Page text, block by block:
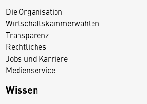
Die Organisation
Wirtschaftskammerwahlen
Transparenz
Rechtliches
Jobs und Karriere
Medienservice
Wissen